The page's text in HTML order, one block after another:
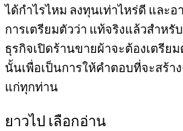
ได้กำไรไหม ลงทุนเท่าไหร่ดี และอ
การเตรียมตัวว่า แท้จริงแล้วสำหรั
ธุรกิจเปิดร้านขายผ้าจะต้องเตรียม
นั้นเพื่อเป็นการให้คำตอบที่จะสร้า
แก่ทุกท่าน
ยาวไป เลือกอ่าน